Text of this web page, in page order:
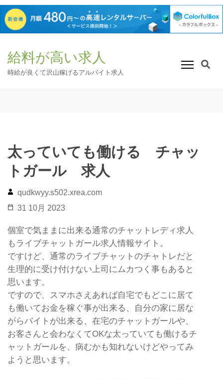
ン
テ
プ
(Enter
す)
給料が高い求人
時給が良くて沢山稼げるアルバイト求人
太っていても働ける チャッ
トガール 求人
qudkwyy.s502.xrea.com
31 10月 2023
個室で気ままに出来る通常のチャットレディ求人
もライブチャットガール求人情報サイト。
ですけど、通常のライブチャットのチャトレだと
生理的に受け付けない上司にムカつく事もあると
思います。
ですので、スマホさえあれば自宅でもどこに居て
も働いてお金を稼ぐ事が出来る、自分の家に居な
がらバイトが出来る、在宅のチャットガールや、
お客さんと会わなくてOKな太っていても働けるチ
ャットガールを、病むかも知れないけどやってみ
ようと思います。